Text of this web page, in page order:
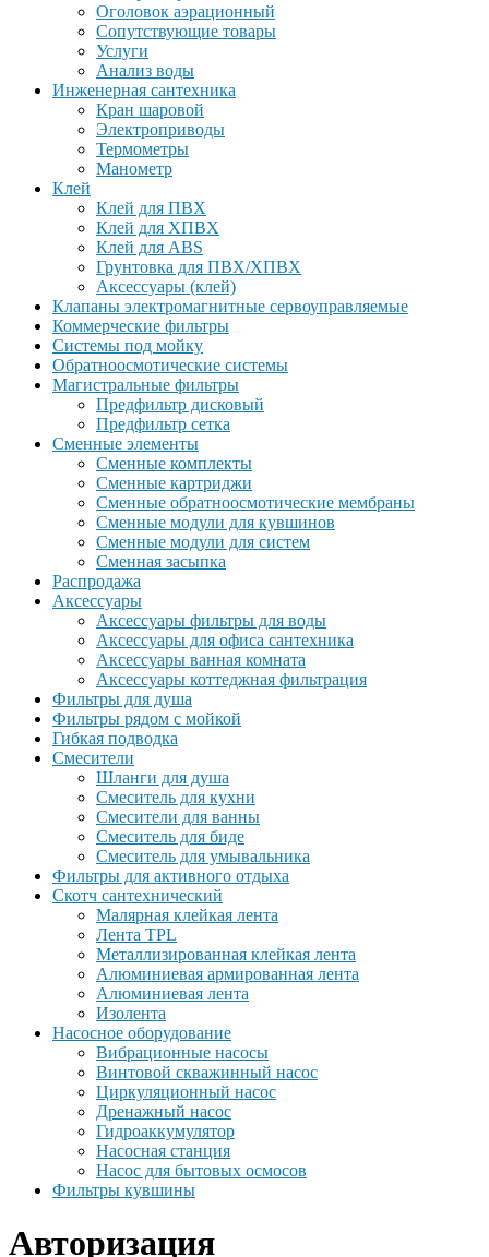
Оголовок аэрационный
Сопутствующие товары
Услуги
Анализ воды
Инженерная сантехника
Кран шаровой
Электроприводы
Термометры
Манометр
Клей
Клей для ПВХ
Клей для ХПВХ
Клей для ABS
Грунтовка для ПВХ/ХПВХ
Аксессуары (клей)
Клапаны электромагнитные сервоуправляемые
Коммерческие фильтры
Системы под мойку
Обратноосмотические системы
Магистральные фильтры
Предфильтр дисковый
Предфильтр сетка
Сменные элементы
Сменные комплекты
Сменные картриджи
Сменные обратноосмотические мембраны
Сменные модули для кувшинов
Сменные модули для систем
Сменная засыпка
Распродажа
Аксессуары
Аксессуары фильтры для воды
Аксессуары для офиса сантехника
Аксессуары ванная комната
Аксессуары коттеджная фильтрация
Фильтры для душа
Фильтры рядом с мойкой
Гибкая подводка
Смесители
Шланги для душа
Смеситель для кухни
Смесители для ванны
Смеситель для биде
Смеситель для умывальника
Фильтры для активного отдыха
Скотч сантехнический
Малярная клейкая лента
Лента TPL
Металлизированная клейкая лента
Алюминиевая армированная лента
Алюминиевая лента
Изолента
Насосное оборудование
Вибрационные насосы
Винтовой скважинный насос
Циркуляционный насос
Дренажный насос
Гидроаккумулятор
Насосная станция
Насос для бытовых осмосов
Фильтры кувшины
Авторизация